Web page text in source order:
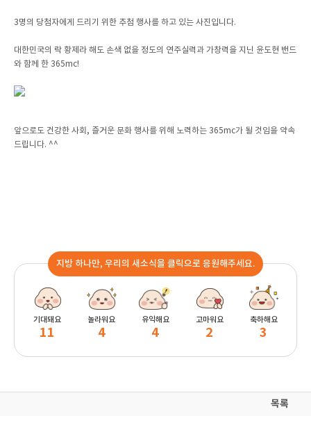
3명의 당첨자에게 드리기 위한 추첨 행사를 하고 있는 사진입니다.
대한민국의 락 황제라 해도 손색 없을 정도의 연주실력과 가창력을 지닌 윤도현 밴드
와 함께 한 365mc!
앞으로도 건강한 사회, 즐거운 문화 행사를 위해 노력하는 365mc가 될 것임을 약속
드립니다. ^^
지방 하나만, 우리의 새소식을 클릭으로 응원해주세요.
기대돼요
11
놀라워요
4
유익해요
4
고마워요
2
축하해요
3
목록